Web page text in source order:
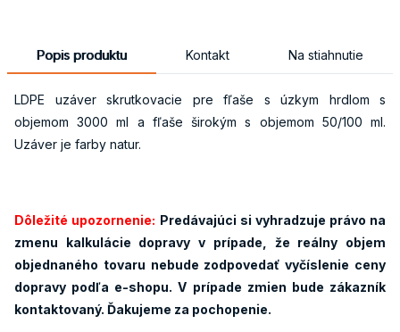
Popis produktu Kontakt Na stiahnutie
LDPE uzáver skrutkovacie pre fľaše s úzkym hrdlom s
objemom 3000 ml a fľaše širokým s objemom 50/100 ml.
Uzáver je farby natur.
Dôležité upozornenie: Predávajúci si vyhradzuje právo na
zmenu kalkulácie dopravy v prípade, že reálny objem
objednaného tovaru nebude zodpovedať vyčíslenie ceny
dopravy podľa e-shopu. V prípade zmien bude zákazník
kontaktovaný. Ďakujeme za pochopenie.